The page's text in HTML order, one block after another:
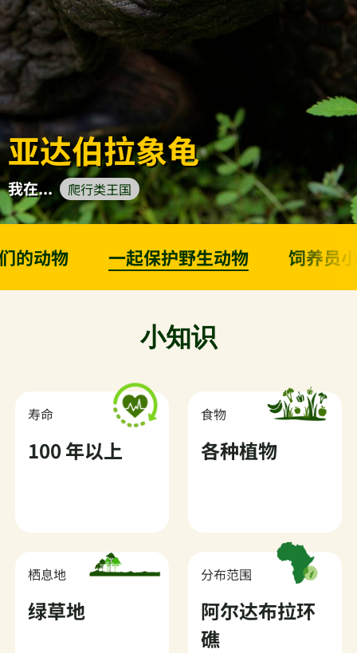
亚达伯拉象龟
我在... 爬行类王国
的动物 一起保护野生动物 饲养员
小知识
寿命
100 年以上
食物
各种植物
栖息地
绿草地
分布范围
阿尔达布拉环
礁